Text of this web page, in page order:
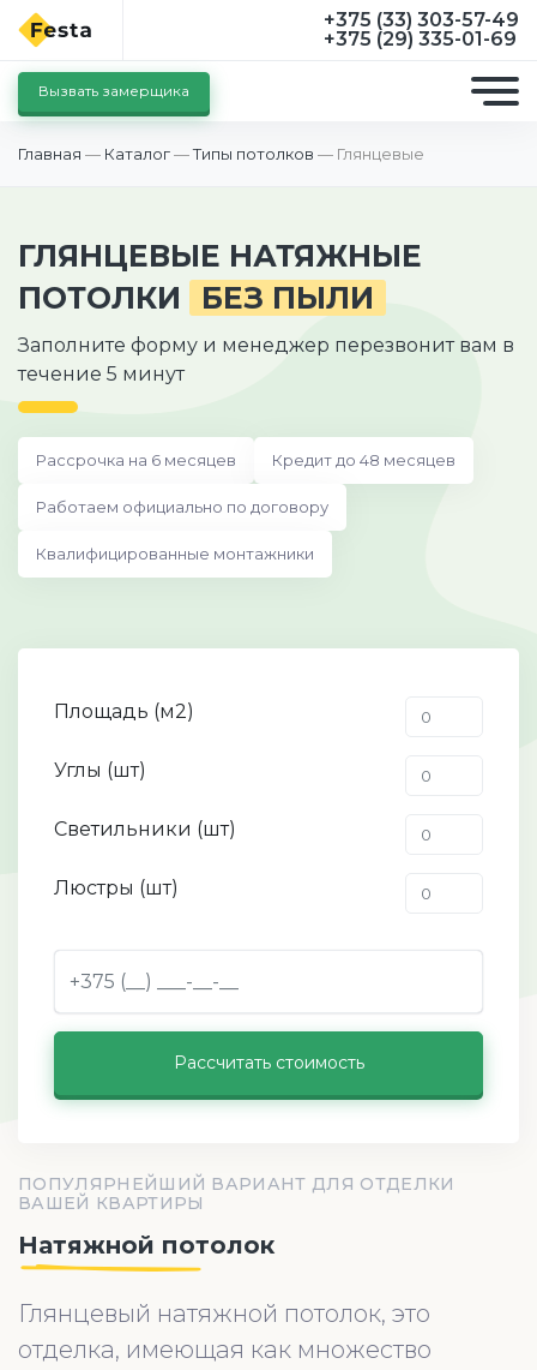
+375 (33) 303-57-49
+375 (29) 335-01-69
Вызвать замерщика
Главная — Каталог—Типы потолков — Глянцевые
ГЛЯНЦЕВЫЕ НАТЯЖНЫЕ
ПОТОЛКИ
БЕЗ ПЫЛИ
Заполните форму и менеджер перезвонит вам в
течение 5 минут
Рассрочка на 6 месяцев Кредит до 48 месяцев
Работаем официально по договору
Квалифицированные монтажники
Площадь (м2)
Углы (шт)
Светильники (шт)
Люстры (шт)
Рассчитать стоимость
ПОПУЛЯРНЕЙШИЙ ВАРИАНТ ДЛЯ ОТДЕЛКИ
ВАШЕЙ КВАРТИРЫ
Натяжной потолок
Глянцевый натяжной потолок, это
отделка, имеющая как множество